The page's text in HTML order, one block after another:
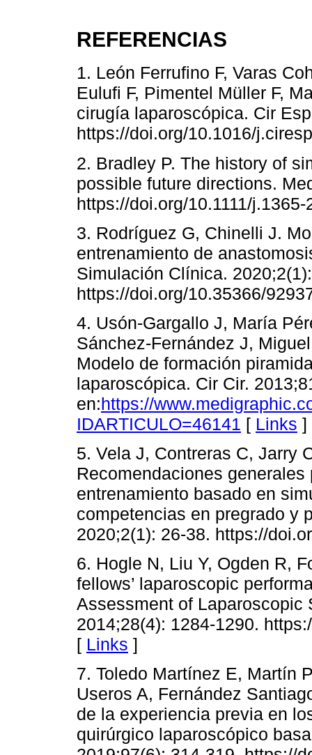
REFERENCIAS
1. León Ferrufino F, Varas
Eulufi F, Pimentel Müller F,
cirugía laparoscópica. Cir
https://doi.org/10.1016/
2. Bradley P. The history of
possible future directions.
https://doi.org/10.1111/
3. Rodríguez G, Chinelli J.
entrenamiento de
Simulación Clínica.
https://doi.org/10.35366/
4. Usón-Gargallo J, María
Sánchez-Fernández J,
Modelo de formación
laparoscópica. Cir Cir.
en:https://
IDARTICULO=46141 [ Links ]
5. Vela J, Contreras C, Jarry
Recomendaciones
entrenamiento basado en
competencias en pregrado y
2020;2(1): 26-38. https://
6. Hogle N, Liu Y, Ogden R,
fellows’ laparoscopic
Assessment of Laparoscopic
2014;28(4): 1284-1290.
[ Links ]
7. Toledo Martínez E, Martín
Useros A, Fernández
de la experiencia previa en
quirúrgico laparoscópico